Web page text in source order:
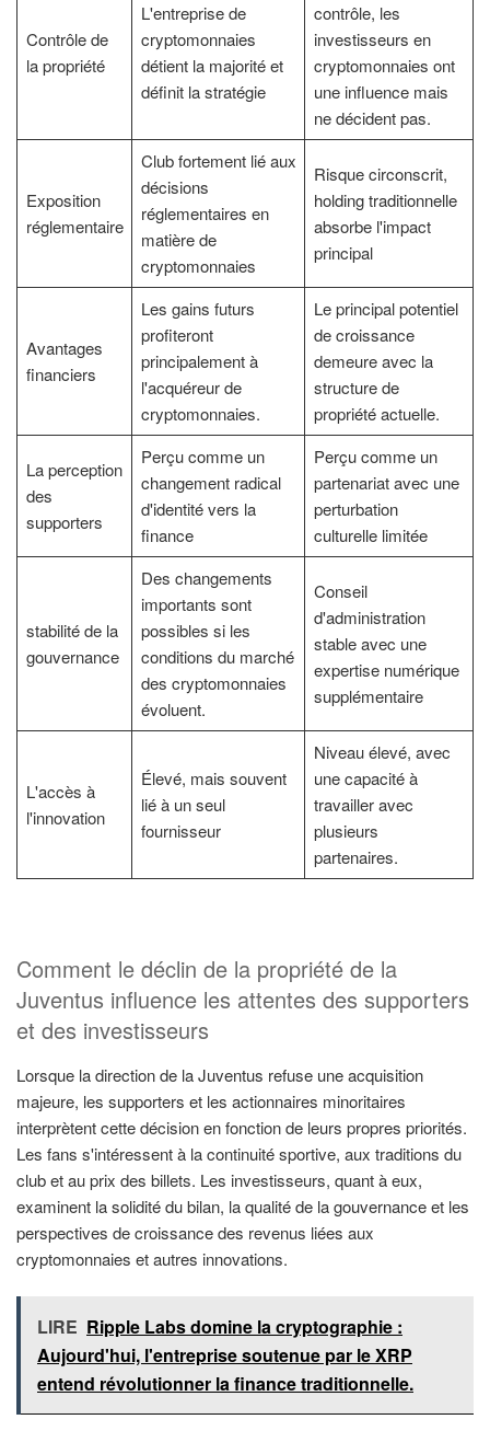
Contrôle de
la propriété
L'entreprise de
cryptomonnaies
détient la majorité et
définit la stratégie
contrôle, les
investisseurs en
cryptomonnaies ont
une influence mais
ne décident pas.
Exposition
réglementaire
Club fortement lié aux
décisions
réglementaires en
matière de
cryptomonnaies
Risque circonscrit,
holding traditionnelle
absorbe l'impact
principal
Avantages
financiers
Les gains futurs
profiteront
principalement à
l'acquéreur de
cryptomonnaies.
Le principal potentiel
de croissance
demeure avec la
structure de
propriété actuelle.
La perception
des
supporters
Perçu comme un
changement radical
d'identité vers la
finance
Perçu comme un
partenariat avec une
perturbation
culturelle limitée
stabilité de la
gouvernance
Des changements
importants sont
possibles si les
conditions du marché
des cryptomonnaies
évoluent.
Conseil
d'administration
stable avec une
expertise numérique
supplémentaire
L'accès à
l'innovation
Élevé, mais souvent
lié à un seul
fournisseur
Niveau élevé, avec
une capacité à
travailler avec
plusieurs
partenaires.
Comment le déclin de la propriété de la
Juventus influence les attentes des supporters
et des investisseurs
Lorsque la direction de la Juventus refuse une acquisition
majeure, les supporters et les actionnaires minoritaires
interprètent cette décision en fonction de leurs propres priorités.
Les fans s'intéressent à la continuité sportive, aux traditions du
club et au prix des billets. Les investisseurs, quant à eux,
examinent la solidité du bilan, la qualité de la gouvernance et les
perspectives de croissance des revenus liées aux
cryptomonnaies et autres innovations.
LIRE Ripple Labs domine la cryptographie :
Aujourd'hui, l'entreprise soutenue par le XRP
entend révolutionner la finance traditionnelle.